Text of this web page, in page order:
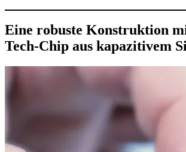
Eine robuste Konstruktion
Tech-Chip aus kapazitivem